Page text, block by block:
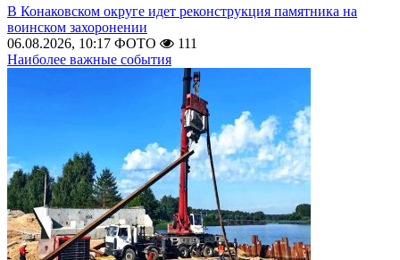
В Конаковском округе идет реконструкция памятника на
воинском захоронении
06.08.2026, 10:17 ФОТО
111
Наиболее важные события